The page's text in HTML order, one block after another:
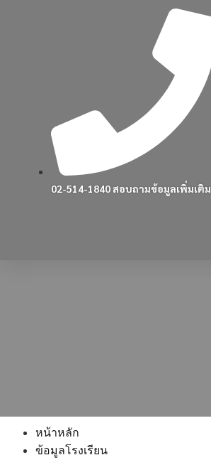
02-514-1840 สอบถามข้อมูลเพิ่มเติม
หน้าหลัก
ข้อมูลโรงเรียน